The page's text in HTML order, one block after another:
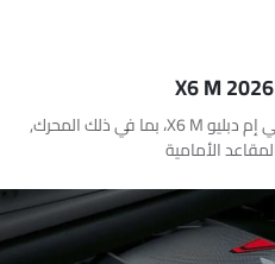
اطلع على جميع 4 الصور الداخلية لـ بي إم دبليو X6 M، بما في ذلك المحرك,
الأمامية